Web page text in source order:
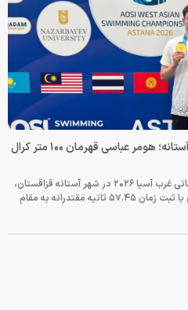
درخشش ملی‌پوش ایران در استخر آستانه؛ هومر عباسی قهرمان ۱۰۰ متر کرال
در نخستین روز از رقابت‌های شنای قهرمانی غرب آسیا ۲۰۲۶ در شهر آستانه قزاقستان،
هومر عباسی ملی‌پوش شایسته کشورمان با ثبت زمان ۵۷.۴۵ ثانیه مقتدرانه به مقام